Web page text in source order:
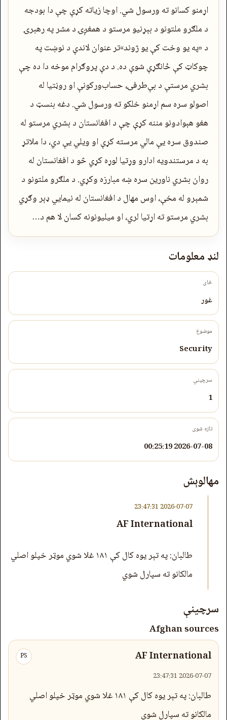
اړمنو کسانو ته ورسول شي. اوچا زیاته کړې چې دا بودجه
د ملګرو ملتونو د بېړنیو مرستو د همغږۍ د مشر په رهبرۍ
د «په یو وخت کې یو ژوند»تر عنوان لاندې د نوښت په
چوکاټ کې ځانګړې شوې ده. د دې پروګرام موخه دا ده چې
بشري مرستې د بې‌طرفۍ، حساب‌ورکونې او روڼتیا له
اصولو سره سم اړمنو خلکو ته ورسول شي. دغه بنسټ د
هغو هېوادونو مننه کړې چې د افغانستان د بشري مرستو له
صندوق سره یې مالي مرسته کړې او ویلي یې دي، دا ملاتړ
به د مرستندویه ادارو وړتیا لوړه کړي څو د افغانستان له
روان بشري ناورین سره ښه مبارزه وکړي. د ملګرو ملتونو د
شمېرو له مخې، اوس مهال د افغانستان له نیمایي ډېر وګړي
بشري مرستو ته اړتیا لري، او میلیونونه کسان لا هم د…
لنډ معلومات
ځای
غور
موضوع
Security
سرچینې
1
تازه شوی
2026-07-08 00:25:19
مهالوېش
2026-07-07 23:47:31
AF International
طالبان: په تېر یوه کال کې ۱۸۱ غلا شوي موټر خپلو اصلي
مالکانو ته سپارل شوي
سرچینې
Afghan sources
AF International
PS
2026-07-07 23:47:31
طالبان: په تېر یوه کال کې ۱۸۱ غلا شوي موټر خپلو اصلي
مالکانو ته سپارل شوي